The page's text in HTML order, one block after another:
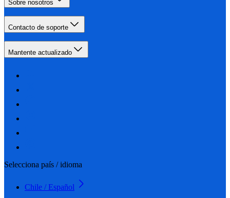
Sobre nosotros
Contacto de soporte
Mantente actualizado
Selecciona país / idioma
Chile / Español